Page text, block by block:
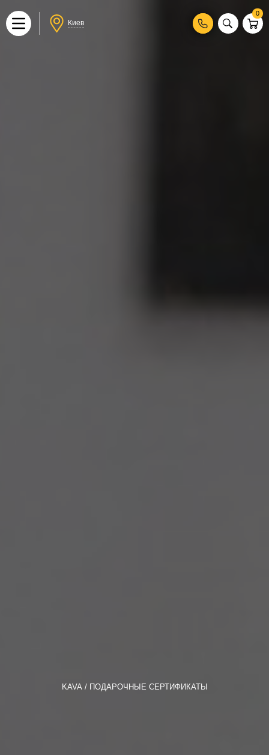
Киев
0
KAVA ПОДАРОЧНЫЕ СЕРТИФИКАТЫ